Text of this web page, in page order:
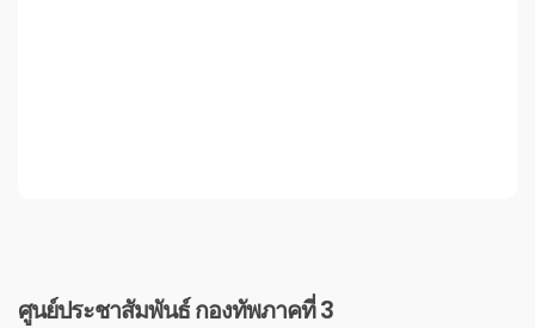
ศูนย์ประชาสัมพันธ์ กองทัพภาคที่ 3